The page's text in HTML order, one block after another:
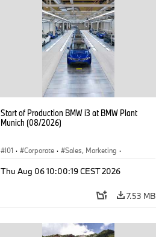
Start of Production BMW i3 at BMW Plant
Munich (08/2026)
I01 · Corporate · Sales, Marketing ·
Thu Aug 06 10:00:19 CEST 2026
7.53 MB